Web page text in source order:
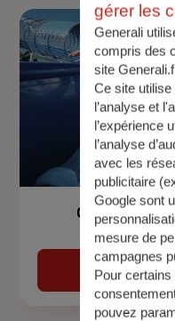
Garantie
gérer les
Generali
compris des
site
Ce site
l’analyse et
l’expérience
l’analyse
avec les
publicitaire
Google sont
mesure de
campagnes
Pour certains
pouvez